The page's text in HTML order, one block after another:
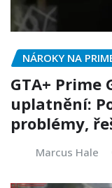
NÁROKY NA
GTA+ Prime
uplatnění:
problémy,
Marcus Hale